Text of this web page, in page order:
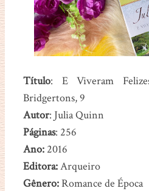
Título: E Viveram
Bridgertons, 9
Autor: Julia Quinn
Páginas: 256
Ano:2016
Editora:Arqueiro
Gênero:Romance de Época